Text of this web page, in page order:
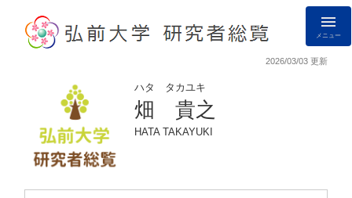
メニュー
2026/03/03 更新
ハタ タカユキ
畑 貴之
HATA TAKAYUKI